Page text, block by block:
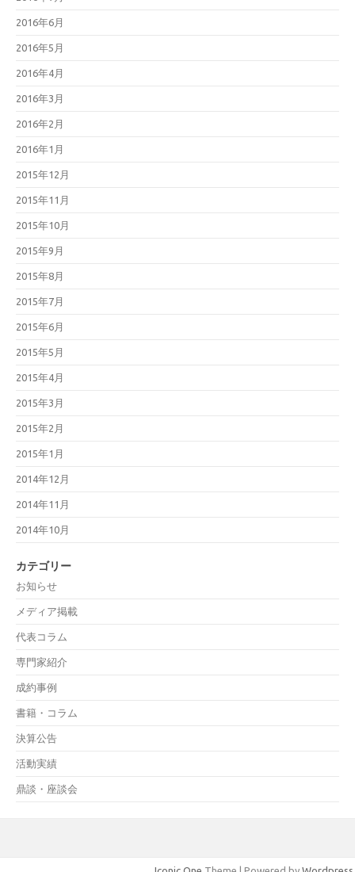
2016年6月
2016年5月
2016年4月
2016年3月
2016年2月
2016年1月
2015年12月
2015年11月
2015年10月
2015年9月
2015年8月
2015年7月
2015年6月
2015年5月
2015年4月
2015年3月
2015年2月
2015年1月
2014年12月
2014年11月
2014年10月
カテゴリー
お知らせ
メディア掲載
代表コラム
専門家紹介
成約事例
書籍・コラム
決算公告
活動実績
鼎談・座談会